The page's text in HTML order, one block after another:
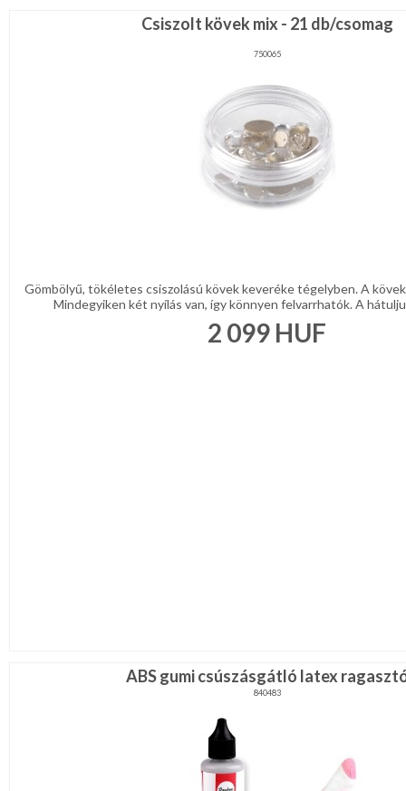
Csiszolt kövek mix - 21 db/csomag
750065
Gömbölyű, tökéletes csiszolású kövek keveréke tégelyben. A
Mindegyiken két nyílás van, így könnyen felvarrhatók. A
2 099 HUF
ABS gumi csúszásgátló latex
840483